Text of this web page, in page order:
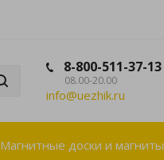
8-800-511-37-13
08.00-20.00
info@uezhik.ru
Магнитные доски и магниты